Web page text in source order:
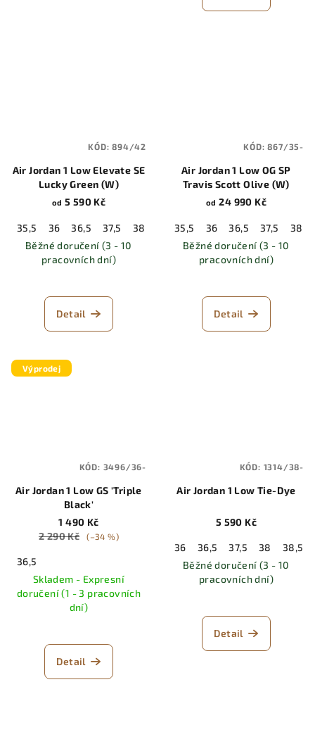
Air Jordan 1 Low Elevate SE
Lucky Green (W)
od 5 590 Kč
35,5 36 36,5 37,5 38 38,5 39 40 40,5 41 42
Běžné doručení (3 - 10
pracovních dní)
Detail
KÓD:894/42
Air Jordan 1 Low OG SP
Travis Scott Olive (W)
od 24 990 Kč
35,5 36 36,5 37,5 38
Běžné doručení (3 - 10
pracovních dní)
Detail
KÓD:867/35-
Výprodej
Air Jordan 1 Low GS 'Triple
Black'
1 490 Kč
2 290 Kč
(–34 %)
36,5
Skladem - Expresní
doručení (1 - 3 pracovních
dní)
Detail
KÓD: 3496/36-
Air Jordan 1 Low Tie-Dye
5 590 Kč
36 36,5 37,5 38 38,5
Běžné doručení (3 - 10
pracovních dní)
Detail
KÓD: 1314/38-